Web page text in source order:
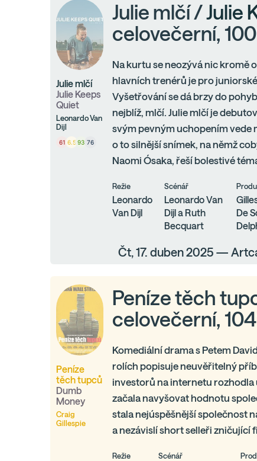
Julie mlčí
Julie Keeps
Quiet
Leonardo Van
Dijl
61 6.5 93 76
Julie mlčí /Julie
celovečerní,
Na kurtu se neozývá nic kromě
hlavních trenérů je pro
Vyšetřování se dá brzy do
nejblíž, mlčí. Julie mlčí je
svým pevným uchopením vede
o to silnější snímek, na němž
Naomi Ósaka, řeší bolestivé
Režie
Leonardo
Van Dijl
Scénář
Leonardo Van
Dijl a Ruth
Becquart
De
Čt, 17. duben 2025 —
Peníze
těch tupců
Dumb
Money
Craig
Gillespie
Peníze těch
celovečerní,
Komediální drama s Petem
rolích popisuje neuvěřitelný
investorů na internetu rozhodla
začala navyšovat hodnotu
stala nejúspěšnější společnost
a nezávislí short selleři zničující
Režie Scénář